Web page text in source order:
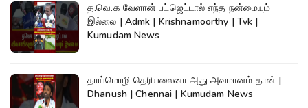
த.வெ.க வேளான் பட்ஜெட்டால் எந்த நன்மையும்
இல்லை | Admk | Krishnamoorthy | Tvk |
Kumudam News
தாய்மொழி தெரியலைனா அது அவமானம் தான் |
Dhanush | Chennai | Kumudam News